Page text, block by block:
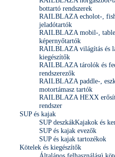
bottartó rendszerek
RAILBLAZA echolot-,
jeladótartók
RAILBLAZA mobil-,
képernyőtartók
RAILBLAZA világítás és
kiegészítők
RAILBLAZA tárolók és
rendszerezők
RAILBLAZA paddle-,
motortámasz tartók
RAILBLAZA HEXX
rendszer
SUP és kajak
SUP deszkákKajakok és
SUP és kajak evezők
SUP és kajak tartozékok
Kötelek és kiegészítők